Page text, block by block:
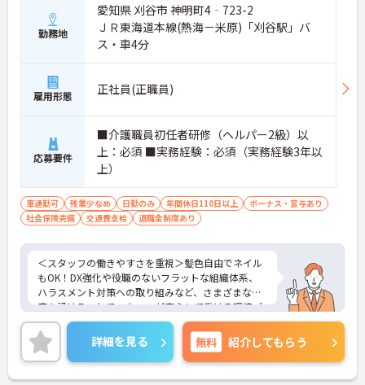
勤務地
愛知県 刈谷市 神明町4‐723-2
ＪＲ東海道本線(熱海－米原)「刈谷駅」バ
ス・車4分
雇用形態 正社員(正職員)
応募要件
■介護職員初任者研修（ヘルパー2級）以
上：必須 ■実務経験：必須（実務経験3年以
上）
車通勤可 残業少なめ 日勤のみ 年間休日110日以上
ボーナス・賞与あり
社会保険完備
交通費支給 退職金制度あり
＜スタッフの働きやすさを重視＞髪色自由でネイル
もOK！DX強化や役職のないフラットな組織体系、
ハラスメント対策への取り組みなど、さまざまな制
度を設けることでスタッフが安心して働ける環境づ
くりに取り組まれています。
＜ライフスタイルに合わせた勤務形態＞夜勤ありの
シフト常勤、日勤専従、夜勤専従といったさまざま
な働き方が設定されている法人です。
＜チームで連携しながらのお仕事＞一人ひとりが主
詳細を見る 無料 紹介してもらう